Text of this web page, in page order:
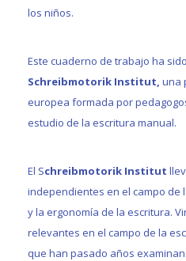
los niños.
Este cuaderno de trabajo ha
Schreibmotorik Institut, una
europea formada por
estudio de la escritura manual.
El Schreibmotorik Institut
independientes en el campo
y la ergonomía de la escritura.
relevantes en el campo de la
que han pasado años